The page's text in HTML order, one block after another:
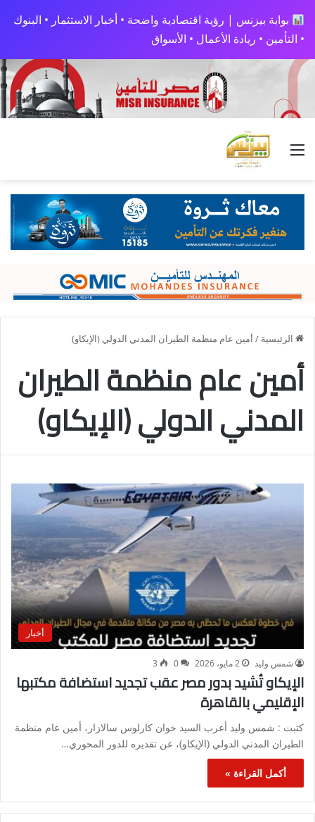
بوابة بيزنس | رؤية اقتصادية واضحة • أخبار الاستثمار • البنوك
• التأمين • ريادة الأعمال • الأسواق
القائمة
الرئيسية / أمين عام منظمة الطيران المدني الدولي (الإيكاو)
أمين عام منظمة الطيران
المدني الدولي (الإيكاو)
أخبار
شمس وليد 2 مايو، 2026 0
3
الإيكاو تُشيد بدور مصر عقب تجديد استضافة مكتبها
الإقليمي بالقاهرة
كتبت : شمس وليد أعرب السيد خوان كارلوس سالازار، أمين عام منظمة
الطيران المدني الدولي (الإيكاو)، عن تقديره للدور المحوري…
أكمل القراءة »